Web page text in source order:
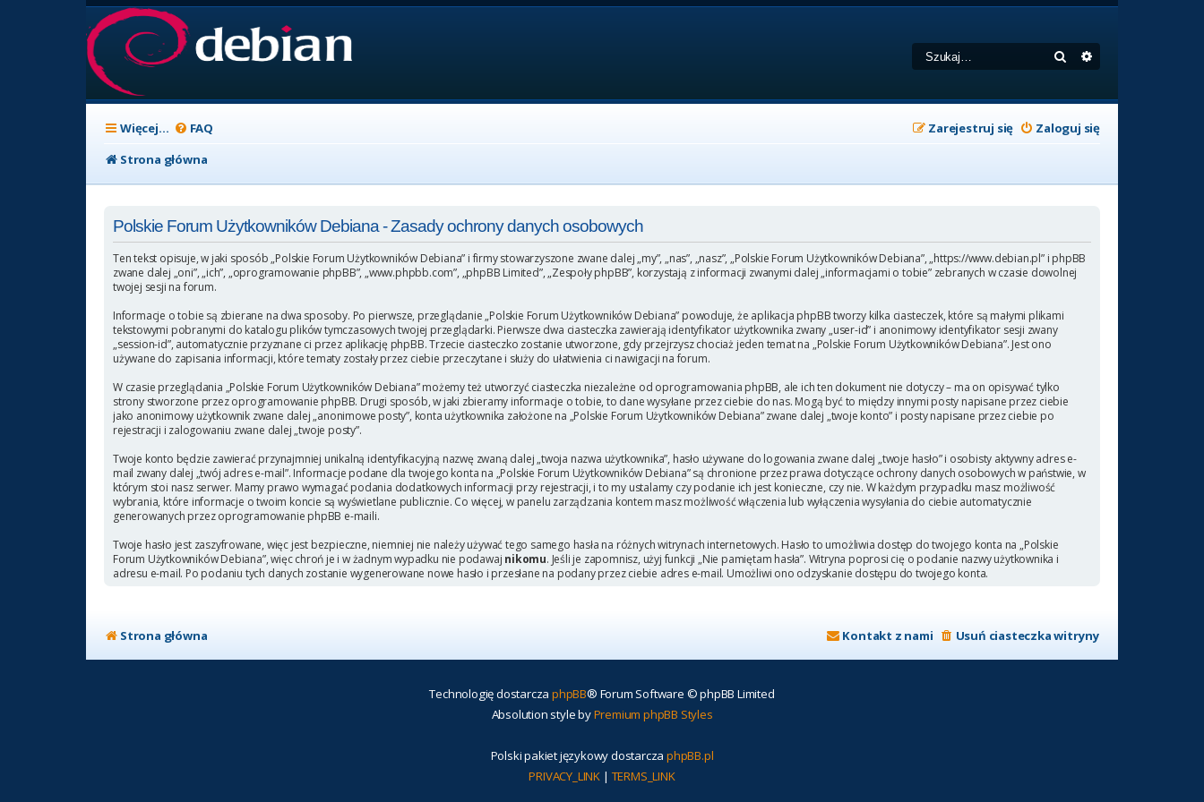
Szukaj
Więcej… FAQ Zaloguj się
Zarejestruj się
Strona główna
Polskie Forum Użytkowników Debiana - Zasady ochrony danych osobowych
Ten tekst opisuje, w jaki sposób „Polskie Forum Użytkowników Debiana” i firmy stowarzyszone zwane dalej „my”, „nas”, „nasz”, „Polskie Forum Użytkowników Debiana”, „https://www.debian.pl” i phpBB
zwane dalej „oni”, „ich”, „oprogramowanie phpBB”, „www.phpbb.com”, „phpBB Limited”, „Zespoły phpBB”, korzystają z informacji zwanymi dalej „informacjami o tobie” zebranych w czasie dowolnej
twojej sesji na forum.
Informacje o tobie są zbierane na dwa sposoby. Po pierwsze, przeglądanie „Polskie Forum Użytkowników Debiana” powoduje, że aplikacja phpBB tworzy kilka ciasteczek, które są małymi plikami
tekstowymi pobranymi do katalogu plików tymczasowych twojej przeglądarki. Pierwsze dwa ciasteczka zawierają identyfikator użytkownika zwany „user-id” i anonimowy identyfikator sesji zwany
„session-id”, automatycznie przyznane ci przez aplikację phpBB. Trzecie ciasteczko zostanie utworzone, gdy przejrzysz chociaż jeden temat na „Polskie Forum Użytkowników Debiana”. Jest ono
używane do zapisania informacji, które tematy zostały przez ciebie przeczytane i służy do ułatwienia ci nawigacji na forum.
W czasie przeglądania „Polskie Forum Użytkowników Debiana” możemy też utworzyć ciasteczka niezależne od oprogramowania phpBB, ale ich ten dokument nie dotyczy – ma on opisywać tylko
strony stworzone przez oprogramowanie phpBB. Drugi sposób, w jaki zbieramy informacje o tobie, to dane wysyłane przez ciebie do nas. Mogą być to między innymi posty napisane przez ciebie
jako anonimowy użytkownik zwane dalej „anonimowe posty”, konta użytkownika założone na „Polskie Forum Użytkowników Debiana” zwane dalej „twoje konto” i posty napisane przez ciebie po
rejestracji i zalogowaniu zwane dalej „twoje posty”.
Twoje konto będzie zawierać przynajmniej unikalną identyfikacyjną nazwę zwaną dalej „twoja nazwa użytkownika”, hasło używane do logowania zwane dalej „twoje hasło” i osobisty aktywny adres e-
mail zwany dalej „twój adres e-mail”. Informacje podane dla twojego konta na „Polskie Forum Użytkowników Debiana” są chronione przez prawa dotyczące ochrony danych osobowych w państwie, w
którym stoi nasz serwer. Mamy prawo wymagać podania dodatkowych informacji przy rejestracji, i to my ustalamy czy podanie ich jest konieczne, czy nie. W każdym przypadku masz możliwość
wybrania, które informacje o twoim koncie są wyświetlane publicznie. Co więcej, w panelu zarządzania kontem masz możliwość włączenia lub wyłączenia wysyłania do ciebie automatycznie
generowanych przez oprogramowanie phpBB e-maili.
Twoje hasło jest zaszyfrowane, więc jest bezpieczne, niemniej nie należy używać tego samego hasła na różnych witrynach internetowych. Hasło to umożliwia dostęp do twojego konta na „Polskie
Forum Użytkowników Debiana”, więc chroń je i w żadnym wypadku nie podawaj nikomu. Jeśli je zapomnisz, użyj funkcji „Nie pamiętam hasła”. Witryna poprosi cię o podanie nazwy użytkownika i
adresu e-mail. Po podaniu tych danych zostanie wygenerowane nowe hasło i przesłane na podany przez ciebie adres e-mail. Umożliwi ono odzyskanie dostępu do twojego konta.
Strona główna Usuń ciasteczka witryny
Kontakt z nami
Technologię dostarcza phpBB® Forum Software © phpBB Limited
Absolution style byPremium phpBB Styles
Polski pakiet językowy dostarcza phpBB.pl
PRIVACY_LINK | TERMS_LINK